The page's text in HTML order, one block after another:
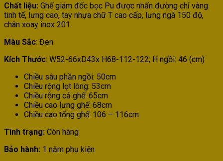
Chất liệu: Ghế giám đốc bọc Pu được nhấn đường chỉ vàng
tinh tế, lưng cao, tay nhựa chữ T cao cấp, lưng ngã 150 độ,
chân xoay inox 201.
Màu Sắc: Đen
Kích Thước: W52-66xD43x H68-112-122; H ngồi: 46 (cm)
Chiều sâu phần ngồi: 50cm
Chiều rộng lọt lòng: 53cm
Chiều rộng cả ghế: 65cm
Chiều cao lưng ghế: 68cm
Chiều cao tổng ghế: 106 – 116cm
Tình trạng: Còn hàng
Bảo hành: 1 năm phụ kiện